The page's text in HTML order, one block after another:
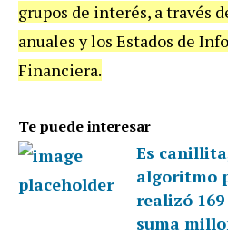
grupos de interés, a través
anuales y los Estados de
Financiera.
Te puede interesar
Es
algoritmo
realizó
suma